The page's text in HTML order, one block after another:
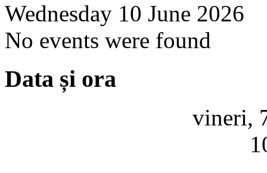
Wednesday 10 June 2026
No events were found
Data și ora
vineri,